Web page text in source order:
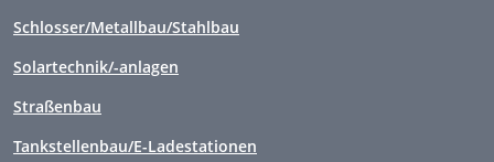
Schlosser/Metallbau/Stahlbau
Solartechnik/-anlagen
Straßenbau
Tankstellenbau/E-Ladestationen